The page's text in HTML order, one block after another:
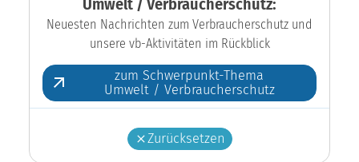
Neuesten Nachrichten zum Verbraucherschutz und
unsere vb-Aktivitäten im Rückblick
zum Schwerpunkt-Thema
Umwelt / Verbraucherschutz
Zurücksetzen